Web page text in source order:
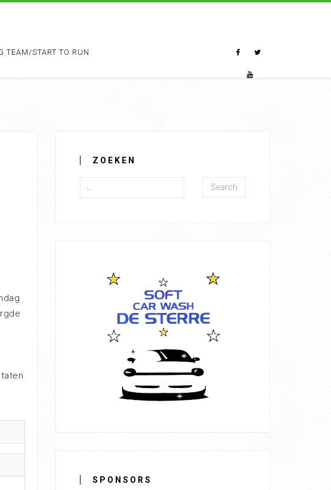
TEAM/START TO RUN
ZOEKEN
Search
SPONSORS